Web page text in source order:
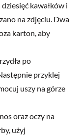
kawałków i
na zdjęciu. Dwa
karton, aby
po
przyklej
uszy na górze
oraz oczy na
użyj